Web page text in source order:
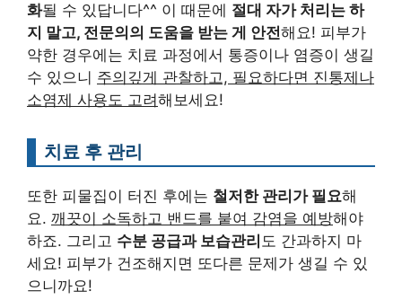
화될 수 있답니다^^ 이 때문에 절대 자가 처리는 하
지 말고, 전문의의 도움을 받는 게 안전해요! 피부가
약한 경우에는 치료 과정에서 통증이나 염증이 생길
수 있으니 주의깊게 관찰하고, 필요하다면 진통제나
소염제 사용도 고려해보세요!
치료 후 관리
또한 피물집이 터진 후에는 철저한 관리가 필요해
요. 깨끗이 소독하고 밴드를 붙여 감염을 예방해야
하죠. 그리고 수분 공급과 보습관리 도 간과하지 마
세요! 피부가 건조해지면 또다른 문제가 생길 수 있
으니까요!